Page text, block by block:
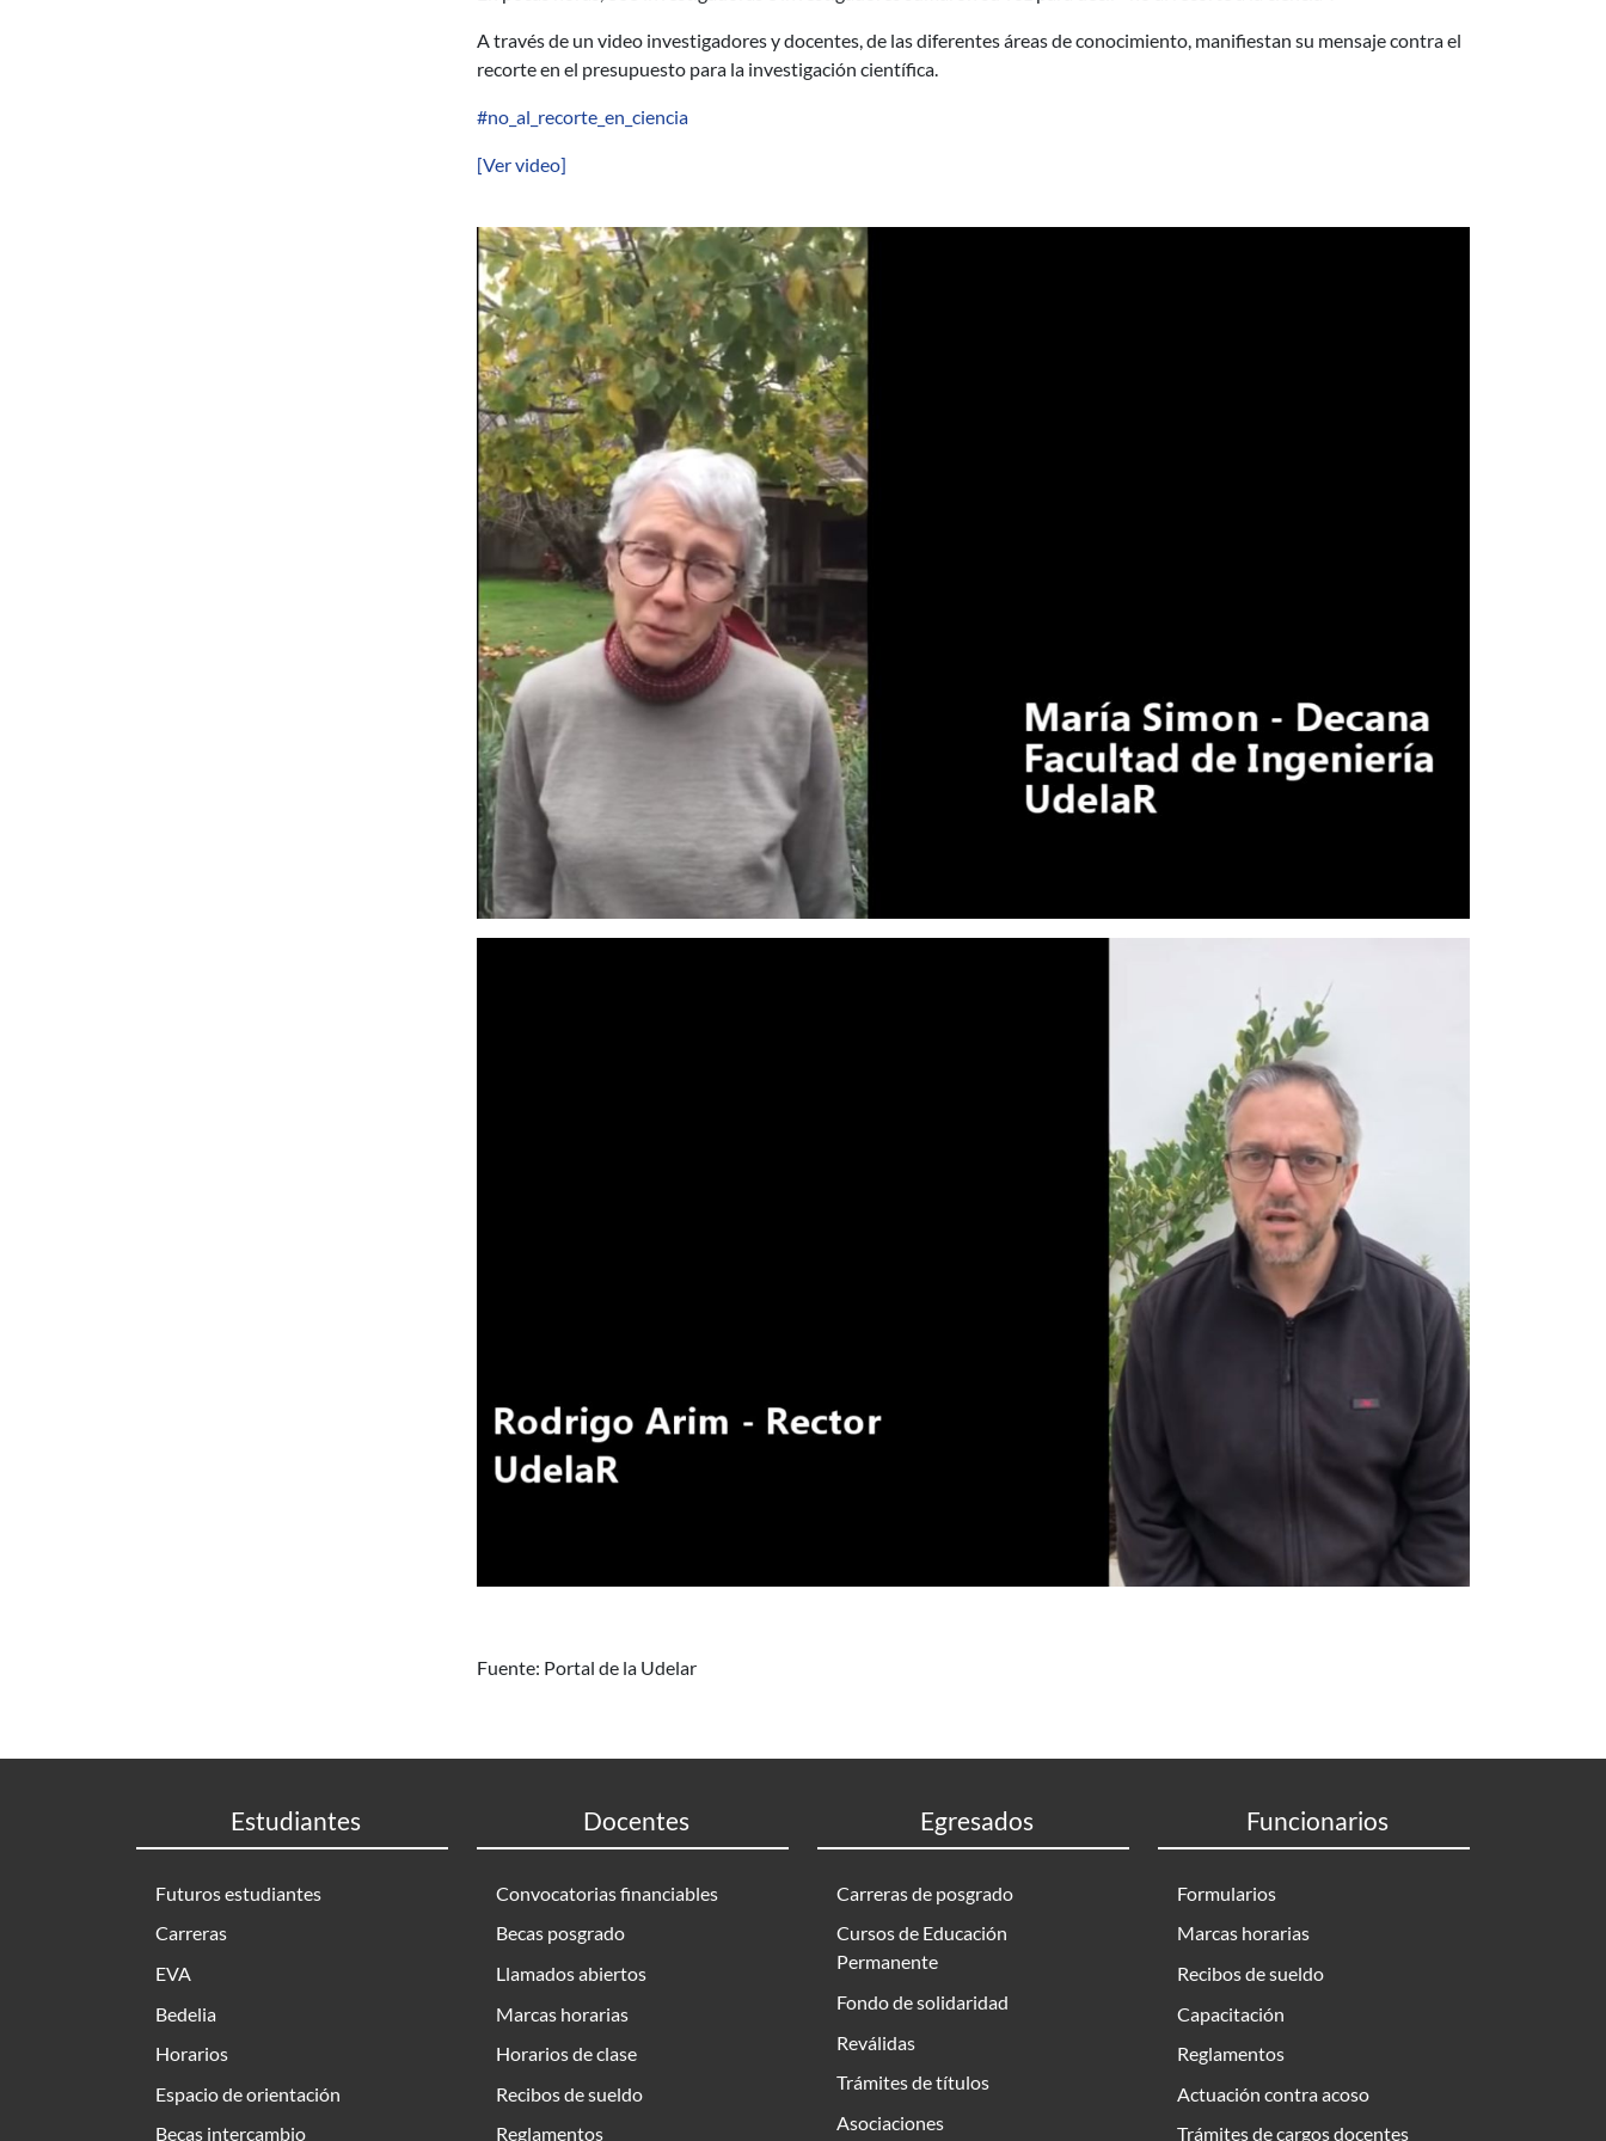
A través de un video investigadores y docentes, de las diferentes áreas de conocimiento, manifiestan su mensaje contra el
recorte en el presupuesto para la investigación científica.
#no_al_recorte_en_ciencia
[Ver video]
Fuente: Portal de la Udelar
Estudiantes
Futuros estudiantes
Carreras
EVA
Bedelia
Horarios
Espacio de orientación
Becas intercambio
Docentes
Convocatorias financiables
Becas posgrado
Llamados abiertos
Marcas horarias
Horarios de clase
Recibos de sueldo
Reglamentos
Egresados
Carreras de posgrado
Cursos de Educación
Permanente
Fondo de solidaridad
Reválidas
Trámites de títulos
Asociaciones
Funcionarios
Formularios
Marcas horarias
Recibos de sueldo
Capacitación
Reglamentos
Actuación contra acoso
Trámites de cargos docentes